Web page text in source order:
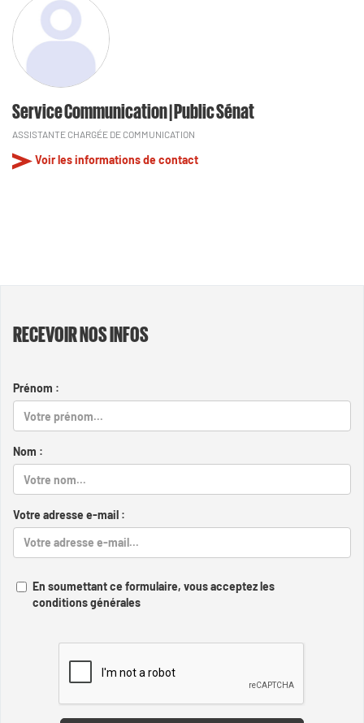
Service Communication | Public Sénat
ASSISTANTE CHARGÉE DE COMMUNICATION
Voir les informations de contact
RECEVOIR NOS INFOS
Prénom :
Nom :
Votre adresse e-mail :
En soumettant ce formulaire, vous acceptez les
conditions générales